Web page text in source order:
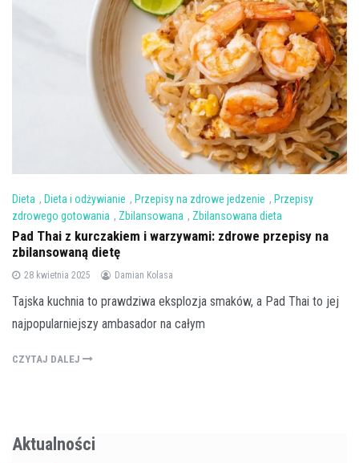
Dieta , Dieta i odżywianie , Przepisy na zdrowe jedzenie , Przepisy
zdrowego gotowania , Zbilansowana , Zbilansowana dieta
Pad Thai z kurczakiem i warzywami: zdrowe przepisy na
zbilansowaną dietę
28 kwietnia 2025 Damian Kolasa
Tajska kuchnia to prawdziwa eksplozja smaków, a Pad Thai to jej
najpopularniejszy ambasador na całym
CZYTAJ DALEJ
Aktualności